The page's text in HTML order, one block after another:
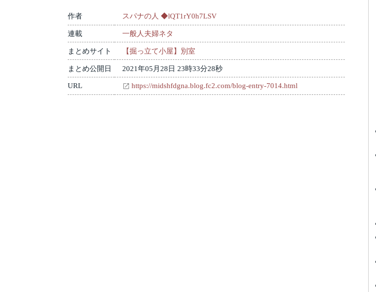
作者 スパナの人 ◆lQT1rY0h7LSV
連載 一般人夫婦ネタ
まとめサイト 【掘っ立て小屋】別室
まとめ公開日 2021年05月28日 23時33分28秒
URL https://midshfdgna.blog.fc2.com/blog-entry-7014.html